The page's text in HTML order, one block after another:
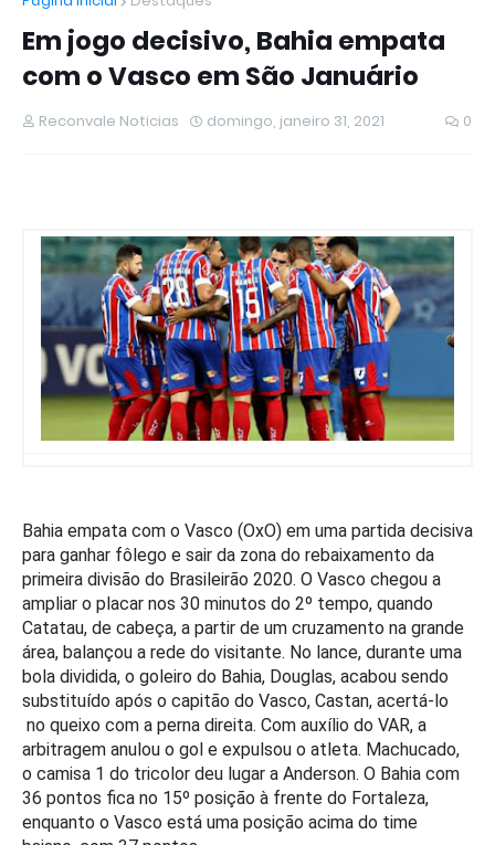
Em jogo decisivo, Bahia empata
com o Vasco em São Januário
Reconvale Noticias domingo, janeiro 31, 2021 0
Bahia empata com o Vasco (OxO) em uma partida decisiva
para ganhar fôlego e sair da zona do rebaixamento da
primeira divisão do Brasileirão 2020. O Vasco chegou a
ampliar o placar nos 30 minutos do 2º tempo, quando
Catatau, de cabeça, a partir de um cruzamento na grande
área, balançou a rede do visitante. No lance, durante uma
bola dividida, o goleiro do Bahia, Douglas, acabou sendo
substituído após o capitão do Vasco, Castan, acertá-lo
no queixo com a perna direita. Com auxílio do VAR, a
arbitragem anulou o gol e expulsou o atleta. Machucado,
o camisa 1 do tricolor deu lugar a Anderson. O Bahia com
36 pontos fica no 15º posição à frente do Fortaleza,
enquanto o Vasco está uma posição acima do time